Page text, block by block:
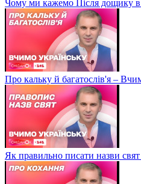
Чому ми кажемо Після дощику в
Про кальку й багатослів'я –
Як правильно писати назви